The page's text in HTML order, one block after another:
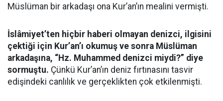
Müslüman bir arkadaşı ona Kur’an’ın mealini vermişti.
İslâmiyet’ten hiçbir haberi olmayan denizci, ilgisini
çektiği için Kur’an’ı okumuş ve sonra Müslüman
arkadaşına, “Hz. Muhammed denizci miydi?” diye
sormuştu. Çünkü Kur’an’ın deniz fırtınasını tasvir
edişindeki canlılık ve gerçeklikten çok etkilenmişti.